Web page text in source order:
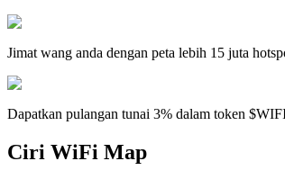
Jimat wang anda dengan peta lebih 15 juta
Dapatkan pulangan tunai 3% dalam token
Ciri WiFi Map